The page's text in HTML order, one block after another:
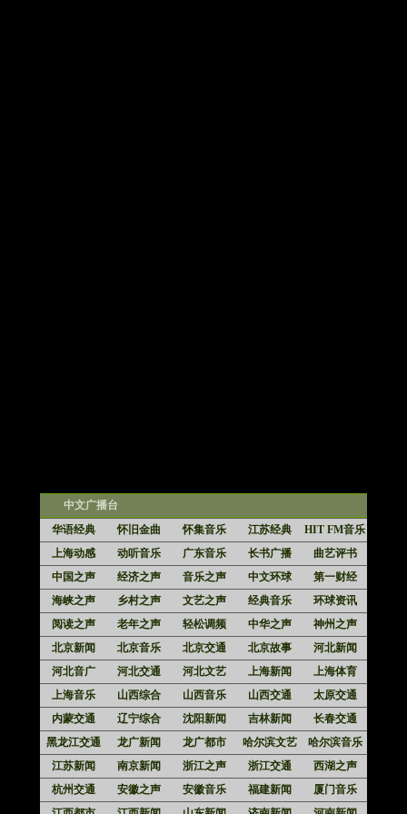
中文广播台
华语经典
怀旧金曲 怀集音乐 江苏经典
HIT FM音乐
上海动感
动听音乐 广东音乐 长书广播
曲艺评书
中国之声
经济之声 音乐之声 中文环球
第一财经
海峡之声
乡村之声 文艺之声 经典音乐
环球资讯
阅读之声
老年之声 轻松调频 中华之声
神州之声
北京新闻
北京音乐 北京交通 北京故事
河北新闻
河北音广
河北交通 河北文艺 上海新闻
上海体育
上海音乐
山西综合 山西音乐 山西交通
太原交通
内蒙交通
辽宁综合 沈阳新闻 吉林新闻
长春交通
黑龙江交通
龙广新闻 龙广都市 哈尔滨文艺
哈尔滨音乐
江苏新闻
南京新闻 浙江之声 浙江交通
西湖之声
杭州交通
安徽之声 安徽音乐 福建新闻
厦门音乐